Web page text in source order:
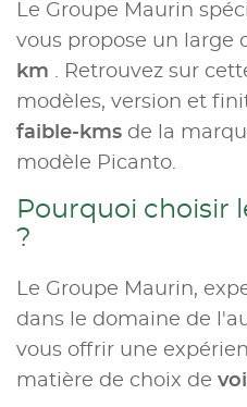
Le Groupe Maurin
vous propose un large
km . Retrouvez sur
modèles, version et
faible-kms de la
modèle Picanto.
Pourquoi choisir
?
Le Groupe Maurin,
dans le domaine de
vous offrir une
matière de choix de